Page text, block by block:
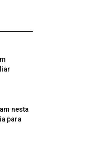
nesta
para